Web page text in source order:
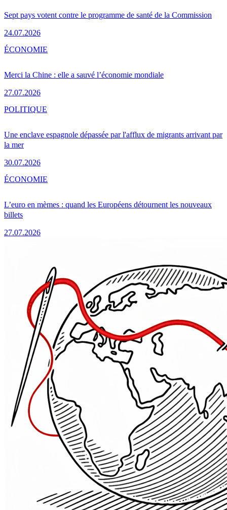
Sept pays votent contre le programme de santé de la Commission
24.07.2026
Merci la Chine : elle a sauvé l’économie mondiale
27.07.2026
ÉCONOMIE
Une enclave espagnole dépassée par l'afflux de migrants arrivant par
la mer
30.07.2026
POLITIQUE
L’euro en mèmes : quand les Européens détournent les nouveaux
billets
27.07.2026
ÉCONOMIE